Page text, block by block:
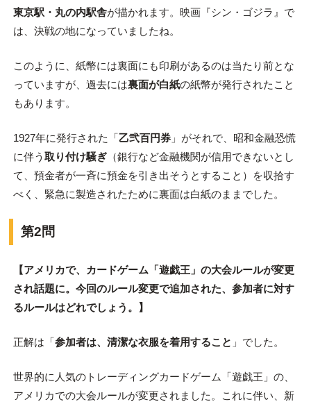
東京駅・丸の内駅舎が描かれます。映画『シン・ゴジラ』で
は、決戦の地になっていましたね。
このように、紙幣には裏面にも印刷があるのは当たり前とな
っていますが、過去には裏面が白紙の紙幣が発行されたこと
もあります。
1927年に発行された「乙弐百円券」がそれで、昭和金融恐慌
に伴う 取り付け騒ぎ（銀行など金融機関が信用できないとし
て、預金者が一斉に預金を引き出そうとすること）を収拾す
べく、緊急に製造されたために裏面は白紙のままでした。
第2問
【アメリカで、カードゲーム「遊戯王」の大会ルールが変更
され話題に。今回のルール変更で追加された、参加者に対す
るルールはどれでしょう。】
正解は「参加者は、清潔な衣服を着用すること 」でした。
世界的に人気のトレーディングカードゲーム「遊戯王」の、
アメリカでの大会ルールが変更されました。これに伴い、新